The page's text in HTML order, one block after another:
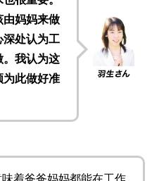
由妈妈来做
深处认为工
。我认为这
为此做好准